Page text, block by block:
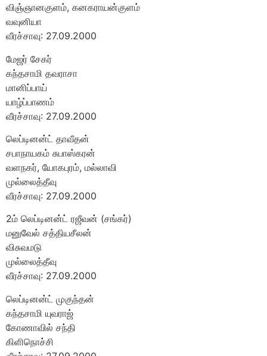
விஞ்ஞானகுளம், கனகராயன்குளம்
வவுனியா
வீரச்சாவு: 27.09.2000
மேஜர் சேகர்
கந்தசாமி தவராசா
மானிப்பாய்
யாழ்ப்பாணம்
வீரச்சாவு: 27.09.2000
லெப்டினன்ட் தாவீதன்
சபாநாயகம் சுபாஸ்கரன்
வளநகர், யோகபுரம், மல்லாவி
முல்லைத்தீவு
வீரச்சாவு: 27.09.2000
2ம் லெப்டினன்ட் ரஜீவன் (சங்கர்)
மனுவேல் சத்தியசீலன்
விசுவமடு
முல்லைத்தீவு
வீரச்சாவு: 27.09.2000
லெப்டினன்ட் முகுந்தன்
கந்தசாமி யுவராஜ்
கோணாவில் சந்தி
கிளிநொச்சி